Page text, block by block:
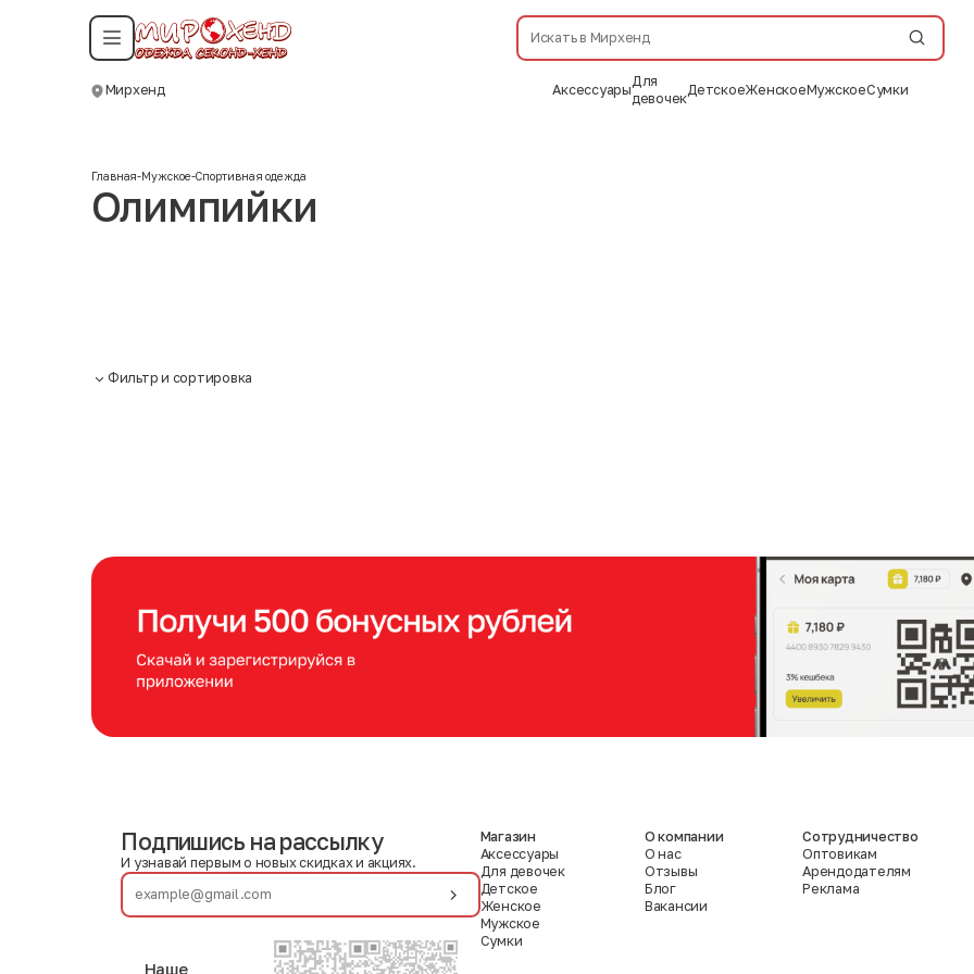
Мирхенд Аксессуары
Для
девочек
ДетскоеЖенскоеМужскоеСумки
Смотреть все даты
Главная-Мужское-Спортивная одежда
Олимпийки
Фильтр и сортировка
Подпишись на рассылку
И узнавай первым о новых скидках и акциях.
Наше
Магазин
Аксессуары
Для девочек
Детское
Женское
Мужское
Сумки
О компании
О нас
Отзывы
Блог
Вакансии
Сотрудничество
Оптовикам
Арендодателям
Реклама